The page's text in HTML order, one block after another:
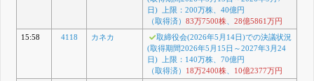
日) 上限：200万株、40億円
（取得済） 83万7500株、 28億5861万円
15:58
4118 カネカ
取締役会(2026年5月14日)での決議状況
(取得期間2026年5月15日～2027年3月24
日) 上限：140万株、70億円
（取得済）
18万2400株、
10億2377万円